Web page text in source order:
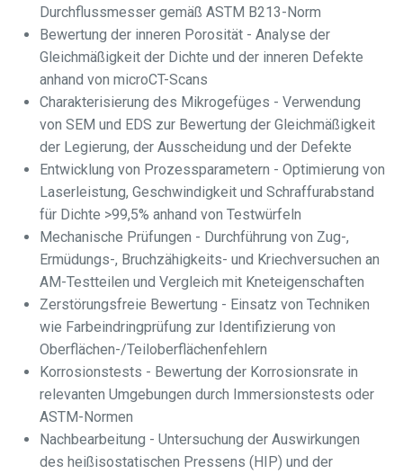
Durchflussmesser gemäß ASTM B213-Norm
Bewertung der inneren Porosität - Analyse der
Gleichmäßigkeit der Dichte und der inneren Defekte
anhand von microCT-Scans
Charakterisierung des Mikrogefüges - Verwendung
von SEM und EDS zur Bewertung der Gleichmäßigkeit
der Legierung, der Ausscheidung und der Defekte
Entwicklung von Prozessparametern - Optimierung von
Laserleistung, Geschwindigkeit und Schraffurabstand
für Dichte >99,5% anhand von Testwürfeln
Mechanische Prüfungen - Durchführung von Zug-,
Ermüdungs-, Bruchzähigkeits- und Kriechversuchen an
AM-Testteilen und Vergleich mit Kneteigenschaften
Zerstörungsfreie Bewertung - Einsatz von Techniken
wie Farbeindringprüfung zur Identifizierung von
Oberflächen-/Teiloberflächenfehlern
Korrosionstests - Bewertung der Korrosionsrate in
relevanten Umgebungen durch Immersionstests oder
ASTM-Normen
Nachbearbeitung - Untersuchung der Auswirkungen
des heißisostatischen Pressens (HIP) und der